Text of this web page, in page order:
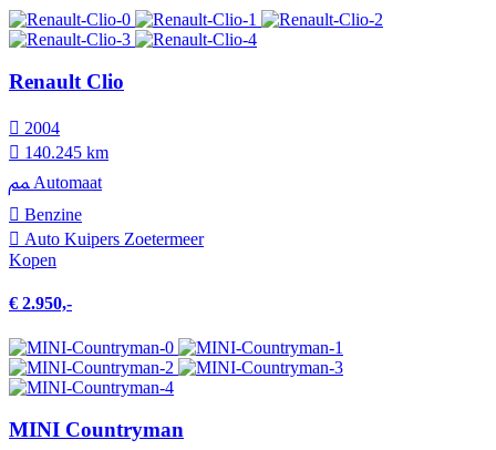
Renault Clio
2004
140.245 km
Automaat
Benzine
Auto Kuipers Zoetermeer
Kopen
€ 2.950,-
MINI Countryman